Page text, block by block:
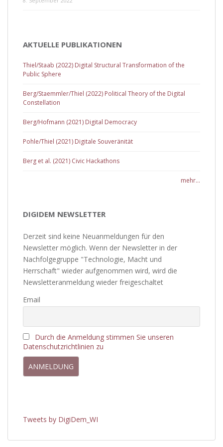
AKTUELLE PUBLIKATIONEN
Thiel/Staab (2022) Digital Structural Transformation of the
Public Sphere
Berg/Staemmler/Thiel (2022) Political Theory of the Digital
Constellation
Berg/Hofmann (2021) Digital Democracy
Pohle/Thiel (2021) Digitale Souveränität
Berg et al. (2021) Civic Hackathons
mehr...
DIGIDEM NEWSLETTER
Derzeit sind keine Neuanmeldungen für den
Newsletter möglich. Wenn der Newsletter in der
Nachfolgegruppe "Technologie, Macht und
Herrschaft" wieder aufgenommen wird, wird die
Newsletteranmeldung wieder freigeschaltet
Email
Durch die Anmeldung stimmen Sie unseren
Datenschutzrichtlinien zu
Tweets by DigiDem_WI